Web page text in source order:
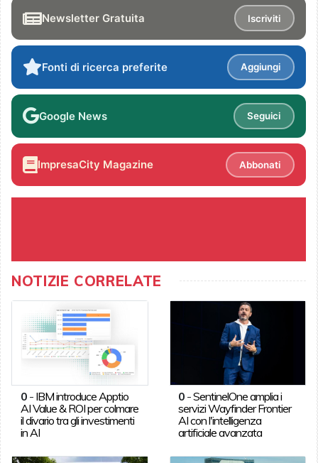
Newsletter Gratuita Iscriviti
Fonti di ricerca preferite Aggiungi
Google News Seguici
ImpresaCity Magazine Abbonati
NOTIZIE CORRELATE
0- IBM introduce Apptio
AI Value & ROI per colmare
il divario tra gli investimenti
in AI
0 -SentinelOne amplia i
servizi Wayfinder Frontier
AI con l'intelligenza
artificiale avanzata